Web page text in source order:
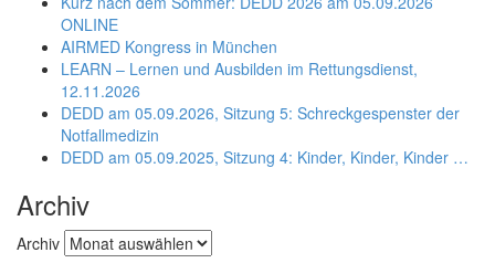
ONLINE
AIRMED Kongress in München
LEARN – Lernen und Ausbilden im Rettungsdienst,
12.11.2026
DEDD am 05.09.2026, Sitzung 5: Schreckgespenster der
Notfallmedizin
DEDD am 05.09.2025, Sitzung 4: Kinder, Kinder, Kinder …
Archiv
Archiv